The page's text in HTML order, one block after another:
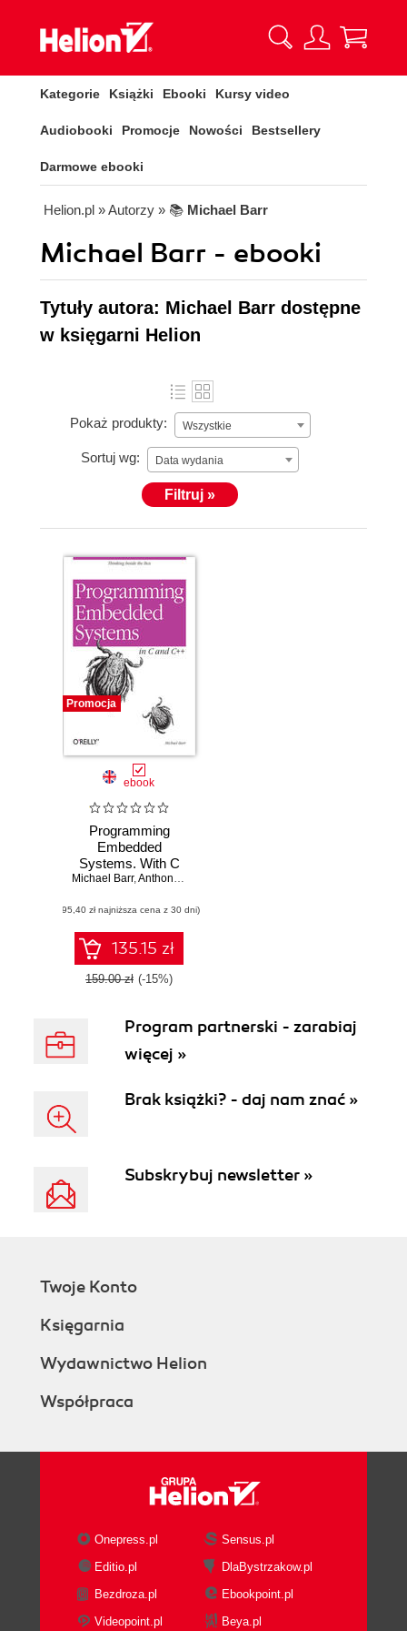
Kategorie Książki Ebooki Kursy video
Audiobooki Promocje Nowości Bestsellery
Darmowe ebooki
Helion.pl » Autorzy » 📚 Michael Barr
Michael Barr - ebooki
Tytuły autora: Michael Barr dostępne
w księgarni Helion
Pokaż produkty: Wszystkie
Sortuj wg: Data wydania
Filtruj »
Promocja
ebook
Programming
Embedded
Systems. With C
and GNU
Tools. 2nd Edition
Michael Barr,Anthony Massa
(95,40 zł najniższa cena z 30 dni)
135.15 zł
159.00 zł (-15%)
Program partnerski - zarabiaj
więcej »
Brak książki? - daj nam znać »
Subskrybuj newsletter »
Twoje Konto
Księgarnia
Wydawnictwo Helion
Współpraca
Onepress.pl
Sensus.pl
Editio.pl
DlaBystrzakow.pl
Bezdroza.pl
Ebookpoint.pl
Videopoint.pl
Beya.pl